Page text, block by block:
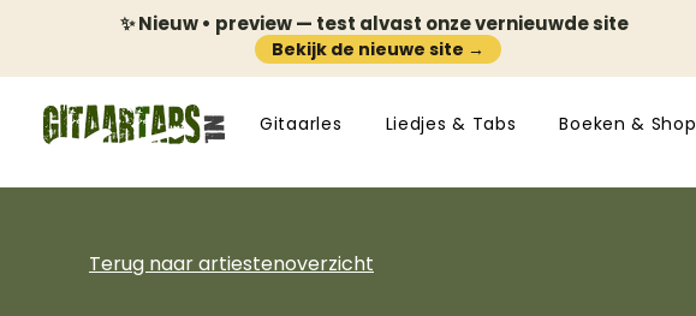
✨ Nieuw • preview — test alvast onze vernieuwde site
Bekijk de nieuwe site →
Gitaarles Liedjes & Tabs Boeken & Shop
Terug naar artiestenoverzicht